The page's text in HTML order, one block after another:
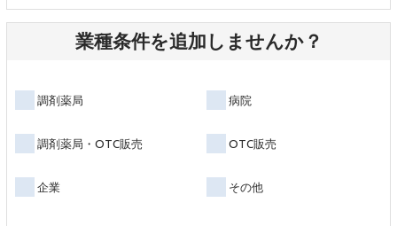
業種条件を追加しませんか？
調剤薬局 病院
調剤薬局・OTC販売 OTC販売
企業 その他